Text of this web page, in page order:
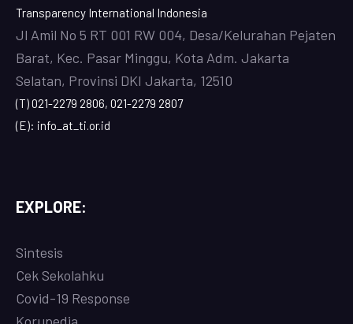
Transparency International Indonesia
Jl Amil No 5 RT 001 RW 004, Desa/Kelurahan Pejaten
Barat, Kec. Pasar Minggu, Kota Adm. Jakarta
Selatan, Provinsi DKI Jakarta, 12510
(T) 021-2279 2806, 021-2279 2807
(E): info_at_ti.or.id
EXPLORE:
Sintesis
Cek Sekolahku
Covid-19 Response